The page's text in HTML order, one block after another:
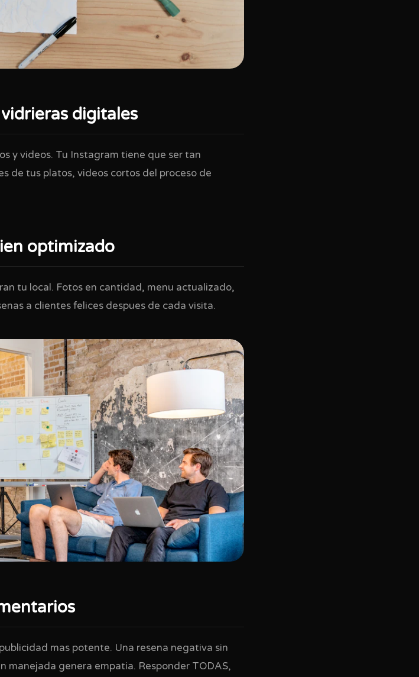
digitales
y videos. Tu Instagram tiene que ser tan
de tus platos, videos cortos del proceso de
optimizado
tu local. Fotos en cantidad, menu actualizado,
a clientes felices despues de cada visita.
mas potente. Una resena negativa sin
manejada genera empatia. Responder TODAS,